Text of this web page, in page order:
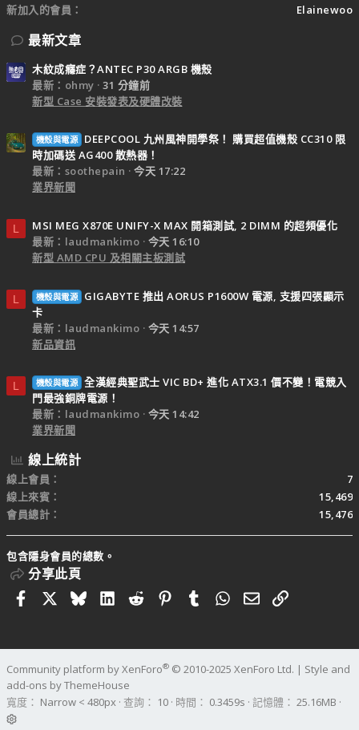
新加入的會員
Elainewoo
最新文章
木紋成癮症？ANTEC P30 ARGB 機殼
最新：ohmy
31 分鐘前
新型 Case 安裝發表及硬體改裝
機殼與電源
DEEPCOOL 九州風神開學祭！ 購買超值機殼 CC310 限
時加碼送 AG400 散熱器！
最新：soothepain
今天 17:22
業界新聞
L
MSI MEG X870E UNIFY-X MAX 開箱測試, 2 DIMM 的超頻優化
最新：laudmankimo
今天 16:10
新型 AMD CPU 及相關主板測試
L 機殼與電源
GIGABYTE 推出 AORUS P1600W 電源, 支援四張顯示
卡
最新：laudmankimo
今天 14:57
新品資訊
L 機殼與電源 全漢經典聖武士 VIC BD+ 進化 ATX3.1 價不變！電競入
門最強銅牌電源！
最新：laudmankimo
今天 14:42
業界新聞
線上統計
線上會員
7
線上來賓
15,469
會員總計
15,476
包含隱身會員的總數。
分享此頁
FacebookBlueskyLinkedIn
RedditPinterestTumblrWhatsApp
電子郵件
連結
Community platform by XenForo® © 2010-2025 XenForo Ltd. | Style and
add-ons by ThemeHouse
寬度
查詢 10 時間 0.3459s 記憶體 25.16MB